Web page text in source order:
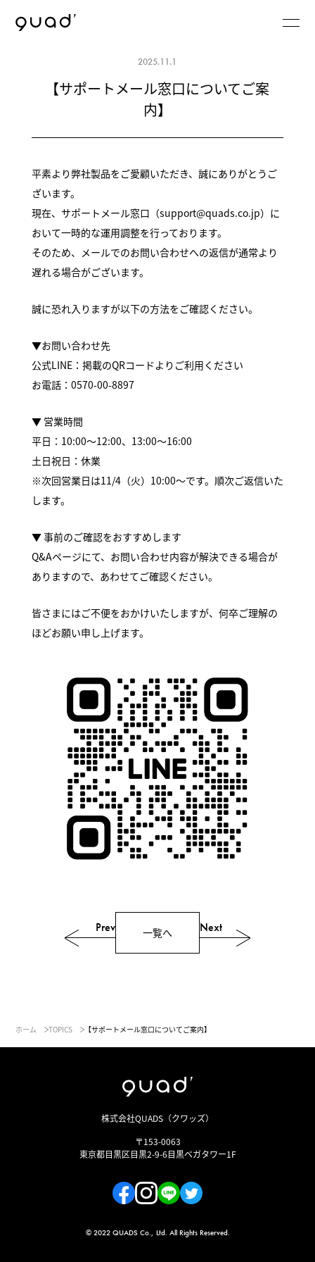
2025.11.1
【サポートメール窓口についてご案
内】
平素より弊社製品をご愛顧いただき、誠にありがとうご
ざいます。
現在、サポートメール窓口（support@quads.co.jp）に
おいて一時的な運用調整を行っております。
そのため、メールでのお問い合わせへの返信が通常より
遅れる場合がございます。
誠に恐れ入りますが以下の方法をご確認ください。
▼お問い合わせ先
公式LINE：掲載のQRコードよりご利用ください
お電話：0570-00-8897
▼ 営業時間
平日：10:00～12:00、13:00～16:00
土日祝日：休業
※次回営業日は11/4（火）10:00～です。順次ご返信いた
します。
▼ 事前のご確認をおすすめします
Q&Aページにて、お問い合わせ内容が解決できる場合が
ありますので、あわせてご確認ください。
皆さまにはご不便をおかけいたしますが、何卒ご理解の
ほどお願い申し上げます。
一覧へ
ホーム TOPICS 【サポートメール窓口についてご案内】
株式会社QUADS（クワッズ）
〒153-0063
東京都目黒区目黒2-9-6目黒ベガタワー1F
© 2022 QUADS Co., Ltd. All Rights Reserved.